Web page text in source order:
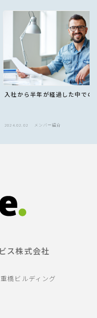
入社から半年が経過した中での
2024.02.02 メンバー紹介
ス株式会社
橋ビルディング